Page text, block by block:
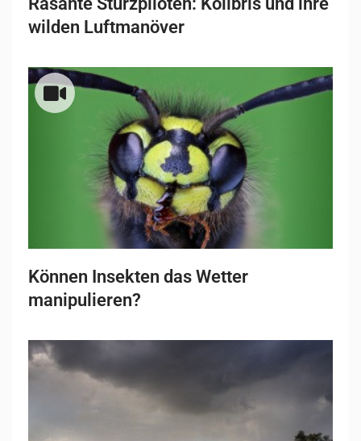
wilden Luftmanöver
Können Insekten das Wetter
manipulieren?